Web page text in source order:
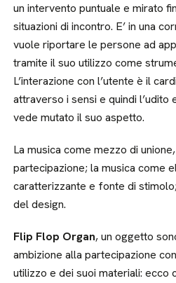
un intervento puntuale e mirato
situazioni di incontro. E’ in una
vuole riportare le persone ad
tramite il suo utilizzo come
L’interazione con l’utente è il
attraverso i sensi e quindi l’udito
vede mutato il suo aspetto.
La musica come mezzo di
partecipazione; la musica come
caratterizzante e fonte di
del design.
Flip Flop Organ, un oggetto
ambizione alla partecipazione
utilizzo e dei suoi materiali: ecco